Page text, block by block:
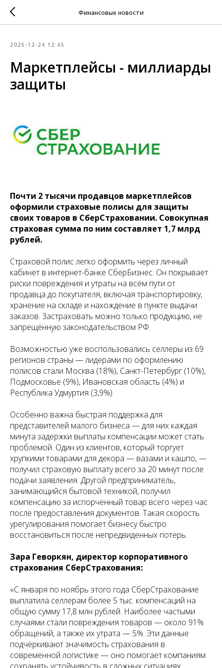
Финансовые новости
2025-12-24 12:45
Маркетплейсы - миллиарды
защиты
Почти 2 тысячи продавцов маркетплейсов
оформили страховые полисы для защиты
своих товаров в СберСтраховании. Совокупная
страховая сумма по ним составляет 1,7 млрд
рублей.
Страховой полис легко оформить через личный
кабинет в интернет-банке СберБизнес. Он покрывает
риски повреждения и утраты на всём пути от
продавца до покупателя, включая транспортировку,
хранение на складе и нахождение в пункте выдачи
заказов. Застраховать можно только продукцию, не
запрещённую законодательством РФ.
Возможностью уже воспользовались селлеры из 69
регионов страны — лидерами по оформлению
полисов стали Москва (18%), Санкт-Петербург (10%),
Подмосковье (9%), Ивановская область (4%) и
Республика Удмуртия (3,9%).
Особенно важна быстрая поддержка для
представителей малого бизнеса — для них каждая
минута задержки выплаты компенсации может стать
проблемой. Один из клиентов, который торгует
хрупкими товарами для декора — вазами и кашпо, —
получил страховую выплату всего за 20 минут после
подачи заявления. Другой предприниматель,
занимающийся бытовой техникой, получил
компенсацию за испорченный товар всего через час
после предоставления документов. Такая скорость
урегулирования помогает бизнесу быстро
восстановиться после непредвиденных потерь.
Зара Геворкян, директор корпоративного
страхования СберСтрахования:
«С января по ноябрь этого года СберСтрахование
выплатила селлерам более 5 тыс. компенсаций на
общую сумму 17,8 млн рублей. Наиболее частыми
случаями стали повреждения товаров — около 91%
обращений, а также их утрата — 5%. Эти данные
подчёркивают значимость страхования в
современной логистике — оно помогает компаниям